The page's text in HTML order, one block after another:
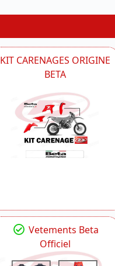
KIT CARENAGES ORIGINE
BETA
Vetements Beta
Officiel